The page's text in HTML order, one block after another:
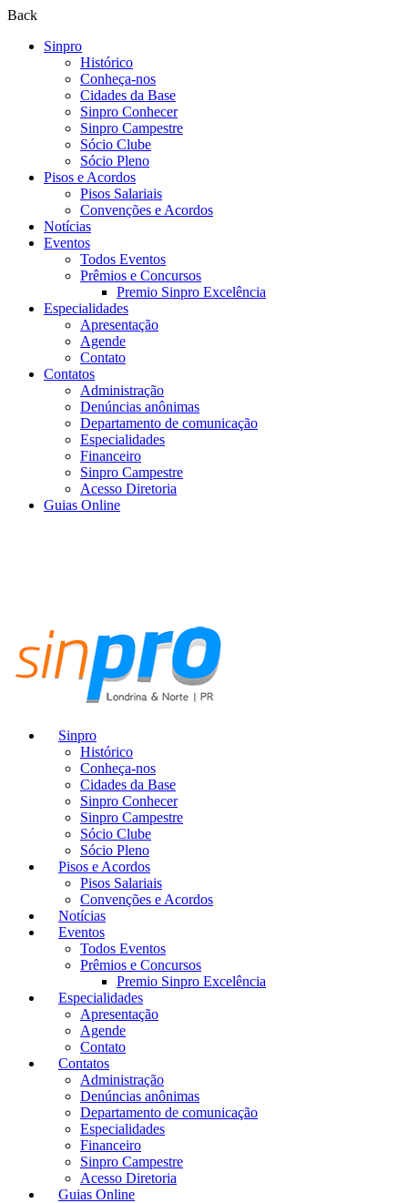
Back
Sinpro
Histórico
Conheça-nos
Cidades da Base
Sinpro Conhecer
Sinpro Campestre
Sócio Clube
Sócio Pleno
Pisos e Acordos
Pisos Salariais
Convenções e Acordos
Notícias
Eventos
Todos Eventos
Prêmios e Concursos
Premio Sinpro Excelência
Especialidades
Apresentação
Agende
Contato
Contatos
Administração
Denúncias anônimas
Departamento de comunicação
Especialidades
Financeiro
Sinpro Campestre
Acesso Diretoria
Guias Online
Sinpro
Histórico
Conheça-nos
Cidades da Base
Sinpro Conhecer
Sinpro Campestre
Sócio Clube
Sócio Pleno
Pisos e Acordos
Pisos Salariais
Convenções e Acordos
Notícias
Eventos
Todos Eventos
Prêmios e Concursos
Premio Sinpro Excelência
Especialidades
Apresentação
Agende
Contato
Contatos
Administração
Denúncias anônimas
Departamento de comunicação
Especialidades
Financeiro
Sinpro Campestre
Acesso Diretoria
Guias Online